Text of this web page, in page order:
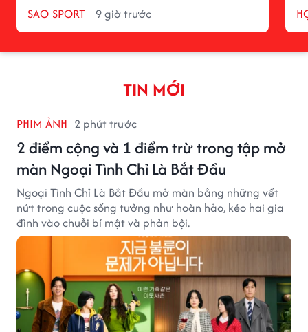
SAO SPORT 9 giờ trước
TIN MỚI
PHIM ẢNH 2 phút trước
2 điểm cộng và 1 điểm trừ trong tập mở
màn Ngoại Tình Chỉ Là Bắt Đầu
Ngoại Tình Chỉ Là Bắt Đầu mở màn bằng những vết
nứt trong cuộc sống tưởng như hoàn hảo, kéo hai gia
đình vào chuỗi bí mật và phản bội.